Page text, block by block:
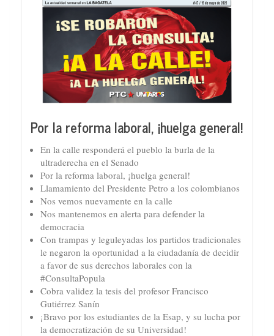
Por la reforma laboral, ¡huelga general!
En la calle responderá el pueblo la burla de la
ultraderecha en el Senado
Por la reforma laboral, ¡huelga general!
Llamamiento del Presidente Petro a los colombianos
Nos vemos nuevamente en la calle
Nos mantenemos en alerta para defender la
democracia
Con trampas y leguleyadas los partidos tradicionales
le negaron la oportunidad a la ciudadanía de decidir
a favor de sus derechos laborales con la
#ConsultaPopula
Cobra validez la tesis del profesor Francisco
Gutiérrez Sanín
¡Bravo por los estudiantes de la Esap, y su lucha por
la democratización de su Universidad!